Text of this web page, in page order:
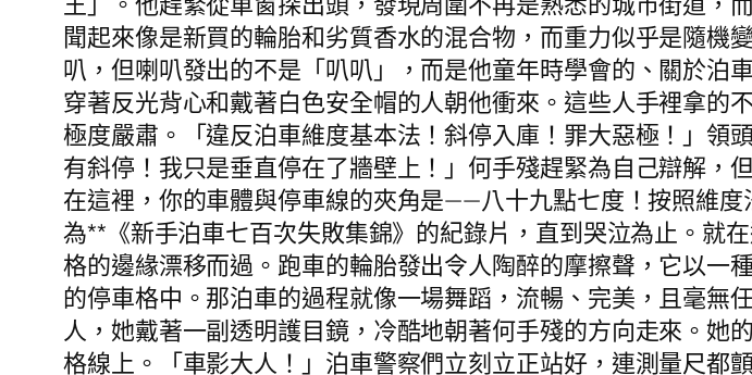
聞起來像是新買的輪胎和劣質香水的混合物，而重力似乎是隨
叭，但喇叭發出的不是「叭叭」，而是他童年時學會的、關於
穿著反光背心和戴著白色安全帽的人朝他衝來。這些人手裡拿
極度嚴肅。「違反泊車維度基本法！斜停入庫！罪大惡極！」
有斜停！我只是垂直停在了牆壁上！」何手殘趕緊為自己辯解，
在這裡，你的車體與停車線的夾角是——八十九點七度！按照維
為**《新手泊車七百次失敗集錦》的紀錄片，直到哭泣為止。就
格的邊緣漂移而過。跑車的輪胎發出令人陶醉的摩擦聲，它以
的停車格中。那泊車的過程就像一場舞蹈，流暢、完美，且毫
人，她戴著一副透明護目鏡，冷酷地朝著何手殘的方向走來。
格線上。「車影大人！」泊車警察們立刻立正站好，連測量尺